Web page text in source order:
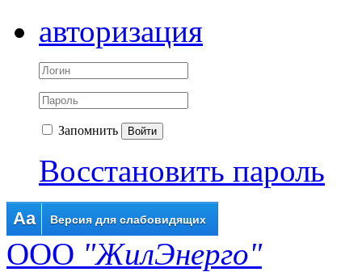
авторизация
Запомнить Войти
Восстановить пароль
Aa Версия для слабовидящих
ООО "ЖилЭнерго"